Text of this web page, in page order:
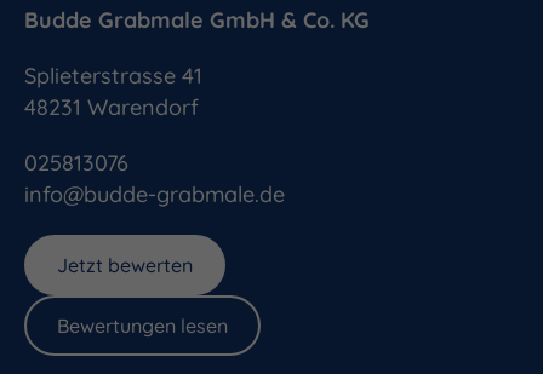
Budde Grabmale GmbH & Co. KG
info@budde-grabmale.de
025813076
Splieterstrasse 41
48231 Warendorf
Jetzt bewerten
Bewertungen lesen